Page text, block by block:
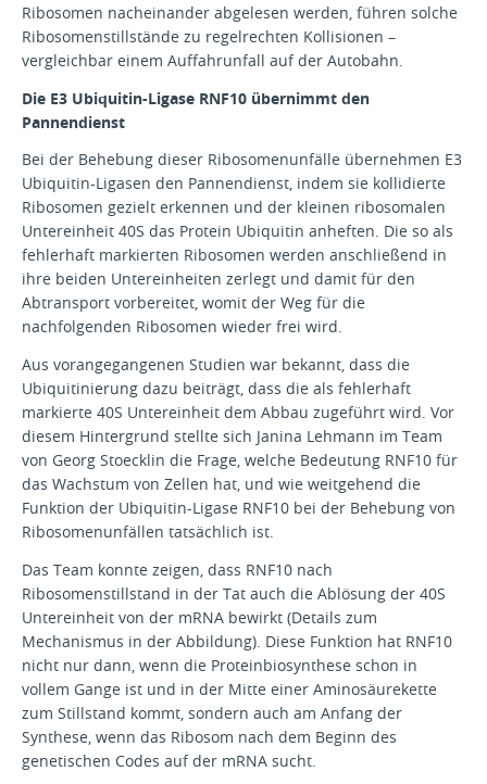
Ribosomen nacheinander abgelesen werden, führen solche
Ribosomenstillstände zu regelrechten Kollisionen –
vergleichbar einem Auffahrunfall auf der Autobahn.
Die E3 Ubiquitin-Ligase RNF10 übernimmt den
Pannendienst
Bei der Behebung dieser Ribosomenunfälle übernehmen E3
Ubiquitin-Ligasen den Pannendienst, indem sie kollidierte
Ribosomen gezielt erkennen und der kleinen ribosomalen
Untereinheit 40S das Protein Ubiquitin anheften. Die so als
fehlerhaft markierten Ribosomen werden anschließend in
ihre beiden Untereinheiten zerlegt und damit für den
Abtransport vorbereitet, womit der Weg für die
nachfolgenden Ribosomen wieder frei wird.
Aus vorangegangenen Studien war bekannt, dass die
Ubiquitinierung dazu beiträgt, dass die als fehlerhaft
markierte 40S Untereinheit dem Abbau zugeführt wird. Vor
diesem Hintergrund stellte sich Janina Lehmann im Team
von Georg Stoecklin die Frage, welche Bedeutung RNF10 für
das Wachstum von Zellen hat, und wie weitgehend die
Funktion der Ubiquitin-Ligase RNF10 bei der Behebung von
Ribosomenunfällen tatsächlich ist.
Das Team konnte zeigen, dass RNF10 nach
Ribosomenstillstand in der Tat auch die Ablösung der 40S
Untereinheit von der mRNA bewirkt (Details zum
Mechanismus in der Abbildung). Diese Funktion hat RNF10
nicht nur dann, wenn die Proteinbiosynthese schon in
vollem Gange ist und in der Mitte einer Aminosäurekette
zum Stillstand kommt, sondern auch am Anfang der
Synthese, wenn das Ribosom nach dem Beginn des
genetischen Codes auf der mRNA sucht.